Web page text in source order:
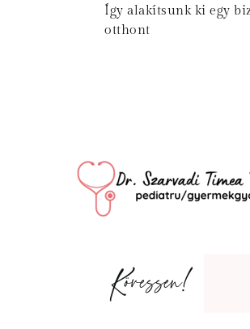
Így alakítsunk ki egy
otthont
Kövessen!